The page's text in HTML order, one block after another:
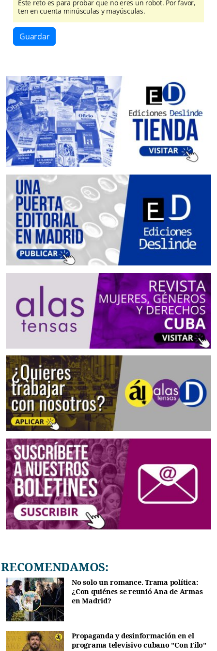
Este reto es para probar que no eres un robot. Por favor,
ten en cuenta minúsculas y mayúsculas.
Guardar
RECOMENDAMOS:
No solo un romance. Trama política:
¿Con quiénes se reunió Ana de Armas
en Madrid?
Propaganda y desinformación en el
programa televisivo cubano "Con Filo"